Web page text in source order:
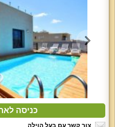
כניסה
צור קשר עם בעל הוילה